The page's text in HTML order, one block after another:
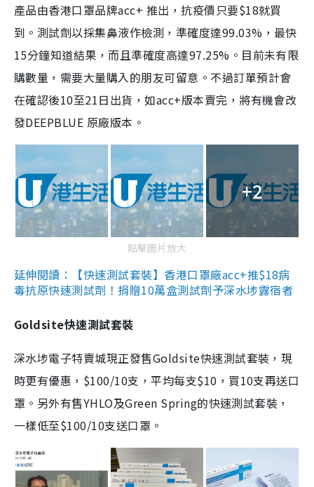
產品由香港口罩品牌acc+ 推出，抗疫價只要$18就買
到。測試劑以採集鼻液作檢測，準確度達99.03%，最快
15分鐘知道結果，而且準確度高達97.25%。目前未有限
購數量，需要大量購入的朋友可留意。不過訂單預計會
在確認後10至21日出貨，如acc+版本賣完，將有機會改
發DEEPBLUE 原廠版本。
+2
點擊圖片放大
延伸閱讀：【快速測試套裝】香港口罩廠acc+推$18病
毒抗原快速測試劑！捐贈10萬盒測試劑予深水埗露宿者
Goldsite快速測試套裝
深水埗電子特賣城現正發售Goldsite快速測試套裝，現
時更有優惠，$100/10支，平均每支$10，買10支再送口
罩。另外有售YHLO及Green Spring的快速測試套裝，
一樣低至$100/10支送口罩。